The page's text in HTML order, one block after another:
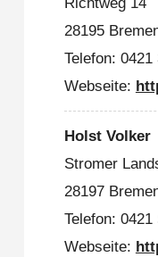
28195
Telefon: 0421
Webseite:
Holst Volker
Stromer
28197
Telefon: 0421
Webseite: